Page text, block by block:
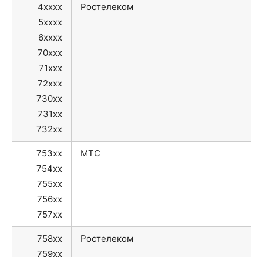
4xxxx
5xxxx
6xxxx
70xxx
71xxx
72xxx
730xx
731xx
732xx
Ростелеком
753xx
754xx
755xx
756xx
757xx
МТС
758xx
759xx
Ростелеком